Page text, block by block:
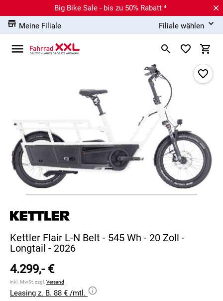
Big Bike Sale - bis zu 50% Rabatt ⁴
Meine Filiale
Filiale wählen
Kettler Flair L-N Belt - 545 Wh - 20 Zoll -
Longtail - 2026
4.299,- €
inkl. MwSt, zzgl. Versand
Leasing z. B. 88 € /mtl.